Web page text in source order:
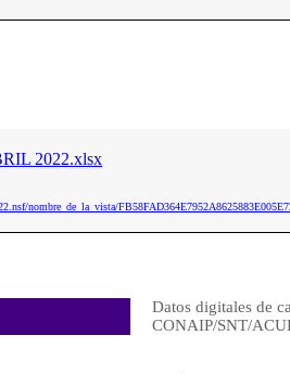
2022.xlsx
nombre_de_la_vista/
Datos digitales de
CONAIP/SNT/